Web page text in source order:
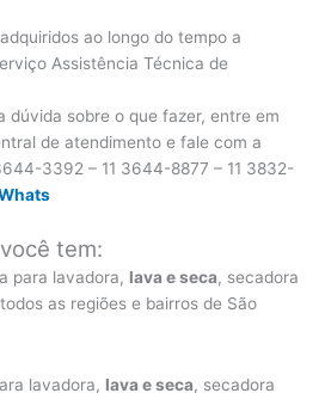
ao longo do tempo a
Assistência Técnica de
dúvida sobre o que fazer, entre em
de atendimento e fale com a
3392 – 11 3644-8877 – 11 3832-
tem:
para lavadora, lava e seca, secadora
as regiões e bairros de São
lavadora, lava e seca, secadora